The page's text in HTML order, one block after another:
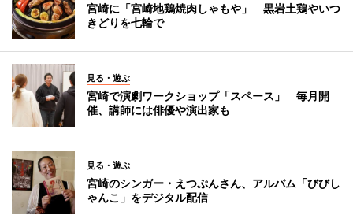
宮崎に「宮崎地鶏焼肉しゃもや」 黒岩土鶏やいつ
きどりを七輪で
見る・遊ぶ
宮崎で演劇ワークショップ「スペース」 毎月開
催、講師には俳優や演出家も
見る・遊ぶ
宮崎のシンガー・えつぷんさん、アルバム「びびし
ゃんこ」をデジタル配信